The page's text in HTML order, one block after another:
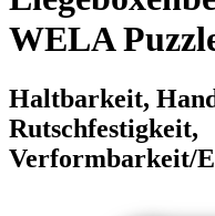
WELA
Haltbarkeit,
Rutschfestigkeit,
Verformbarkeit/